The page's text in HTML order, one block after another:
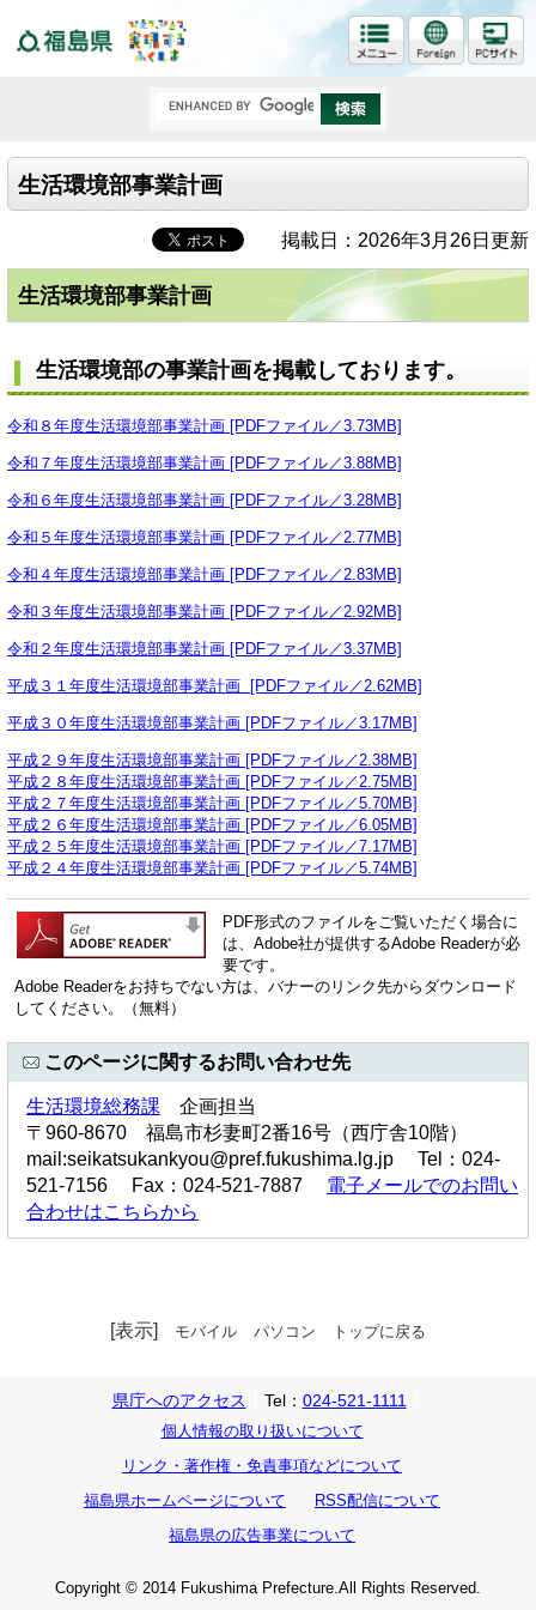
生活環境部事業計画
掲載日：2026年3月26日更新
生活環境部事業計画
生活環境部の事業計画を掲載しております。
令和８年度生活環境部事業計画 [PDFファイル／3.73MB]
令和７年度生活環境部事業計画 [PDFファイル／3.88MB]
令和６年度生活環境部事業計画 [PDFファイル／3.28MB]
令和５年度生活環境部事業計画 [PDFファイル／2.77MB]
令和４年度生活環境部事業計画 [PDFファイル／2.83MB]
令和３年度生活環境部事業計画 [PDFファイル／2.92MB]
令和２年度生活環境部事業計画 [PDFファイル／3.37MB]
平成３１年度生活環境部事業計画 [PDFファイル／2.62MB]
平成３０年度生活環境部事業計画 [PDFファイル／3.17MB]
平成２９年度生活環境部事業計画 [PDFファイル／2.38MB]
平成２８年度生活環境部事業計画 [PDFファイル／2.75MB]
平成２７年度生活環境部事業計画 [PDFファイル／5.70MB]
平成２６年度生活環境部事業計画 [PDFファイル／6.05MB]
平成２５年度生活環境部事業計画 [PDFファイル／7.17MB]
平成２４年度生活環境部事業計画 [PDFファイル／5.74MB]
PDF形式のファイルをご覧いただく場合に
は、Adobe社が提供するAdobe Readerが必
要です。
Adobe Readerをお持ちでない方は、バナーのリンク先からダウンロード
してください。（無料）
このページに関するお問い合わせ先
生活環境総務課 企画担当
〒960-8670 福島市杉妻町2番16号（西庁舎10階）
mail:seikatsukankyou@pref.fukushima.lg.jp Tel：024-
521-7156 Fax：024-521-7887 電子メールでのお問い
合わせはこちらから
[表示] モバイル パソコン トップに戻る
県庁へのアクセス Tel： 024-521-1111
個人情報の取り扱いについて
リンク・著作権・免責事項などについて
福島県ホームページについて
RSS配信について
福島県の広告事業について
Copyright © 2014 Fukushima Prefecture.All Rights Reserved.